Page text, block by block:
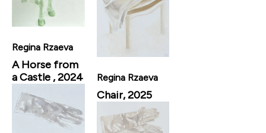
Regina Rzaeva
A Horse from
a Castle , 2024
Regina Rzaeva
Chair, 2025